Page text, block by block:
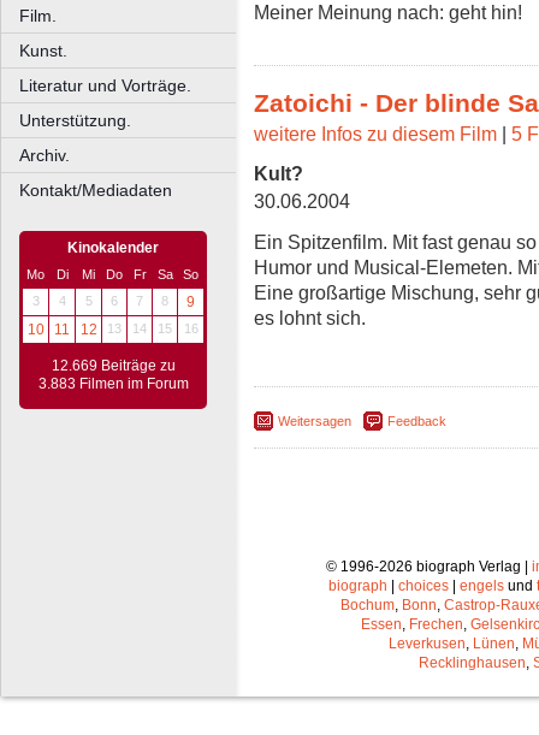
Film.
Kunst.
Literatur und Vorträge.
Unterstützung.
Archiv.
Kontakt/Mediadaten
Kinokalender
Mo Di Mi Do Fr Sa
So
3
4 5 6 7 8
9
10
11 12 13 14 15 16
12.669 Beiträge zu
3.883 Filmen im Forum
Meiner Meinung nach: geht hin!
Zatoichi - Der blinde
weitere Infos zu diesem Film | 5
Kult?
30.06.2004
Ein Spitzenfilm. Mit fast genau
Humor und Musical-Elemeten.
Eine großartige Mischung, sehr
es lohnt sich.
Weitersagen Feedback
© 1996-2026 biograph Verlag |
biograph
choices engels und
Bochum, Bonn, Castrop-
Essen, Frechen,
Leverkusen, Lünen,
Recklinghausen,